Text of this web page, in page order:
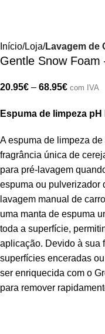
Início Loja Lavagem de
Gentle Snow Foam
20.95€ – 68.95€ com IVA
Espuma de limpeza
A espuma de limpeza
fragrância única de
para pré-lavagem
espuma ou pulverizador
lavagem manual de
uma manta de espuma
toda a superfície,
aplicação. Devido à sua
superfícies enceradas
ser enriquecida com o
para remover